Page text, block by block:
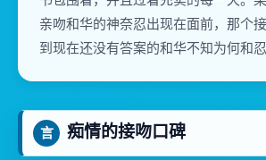
亲吻和华的神奈忍出现在面前，那个接
到现在还没有答案的和华不知为何和
言 痴情的接吻口碑